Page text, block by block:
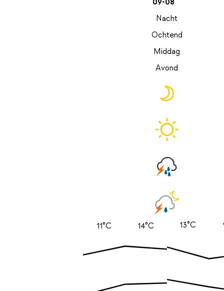
09-08
Nacht
Ochtend
Middag
Avond
11°C 14°C 13°C